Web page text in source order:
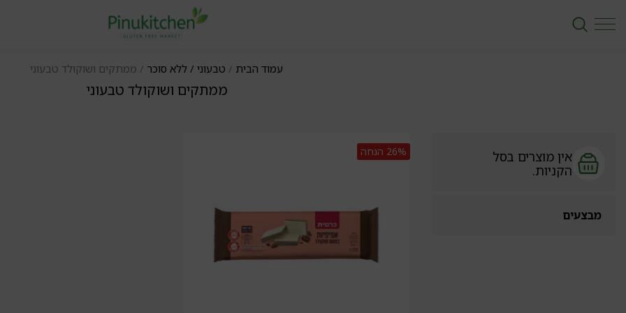
עמוד הבית / טבעוני / ללא סוכר / ממתקים ושוקולד טבעוני
ממתקים ושוקולד טבעוני
אין מוצרים בסל
הקניות.
מבצעים
26% הנחה